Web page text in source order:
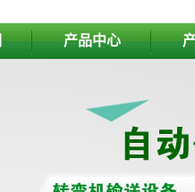
产品中心